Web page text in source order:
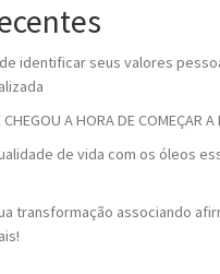
identificar seus valores
A HORA DE COMEÇAR A
de vida com os óleos
transformação associando